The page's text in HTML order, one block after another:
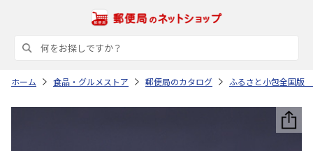
ホーム 食品・グルメストア 郵便局のカタログ ふるさと小包全国版